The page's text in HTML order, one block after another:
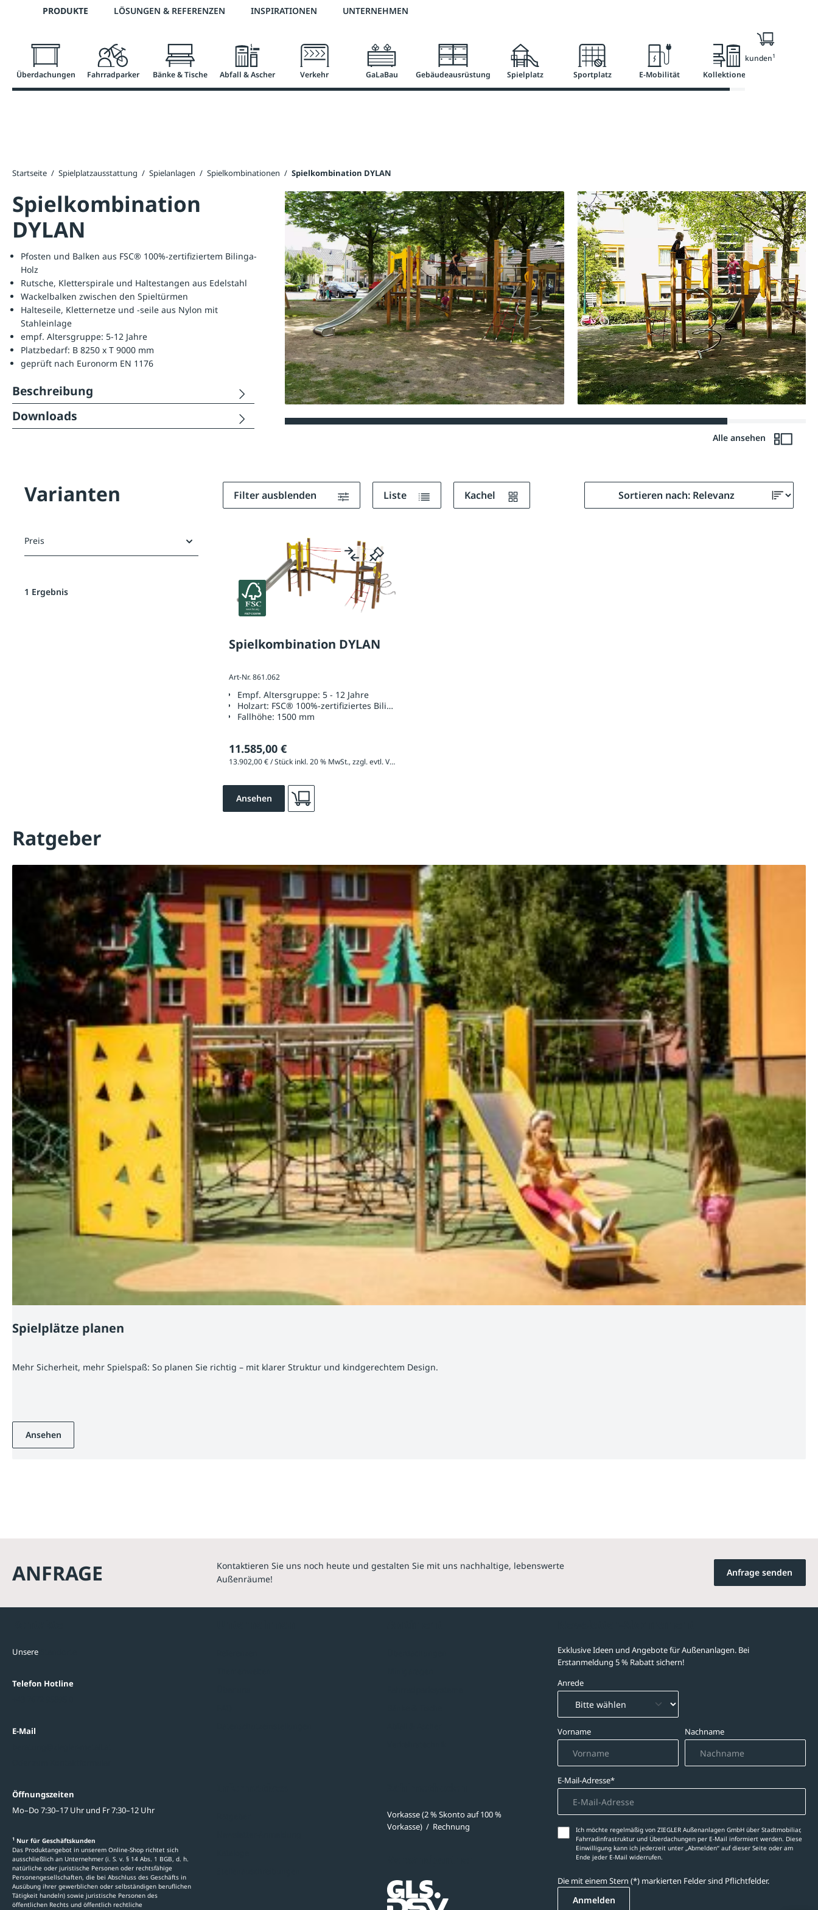
Zur Hauptnavigation springen
Telefon: +43 7672 95895 0 3 % Online-Rabatt versandkostenfrei ab 50 €
PRODUKTE LÖSUNGEN & REFERENZEN INSPIRATIONEN UNTERNEHMEN
Überdachungen Fahrradparker Bänke & Tische Abfall & Ascher Verkehr GaLaBau Gebäudeausrüstung Spielplatz Sportplatz E-Mobilität Kollektionen
Nur für Geschäftskunden1
Startseite / Spielplatzausstattung / Spielanlagen / Spielkombinationen / Spielkombination DYLAN
Spielkombination
DYLAN
Alle ansehen
Pfosten und Balken aus FSC® 100%-zertifiziertem Bilinga-
Holz
Rutsche, Kletterspirale und Haltestangen aus Edelstahl
Wackelbalken zwischen den Spieltürmen
Halteseile, Kletternetze und -seile aus Nylon mit
Stahleinlage
empf. Altersgruppe: 5-12 Jahre
Platzbedarf: B 8250 x T 9000 mm
geprüft nach Euronorm EN 1176
Beschreibung
Downloads
Varianten
Preis
1 Ergebnis
Filter ausblenden Liste Kachel
Spielkombination DYLAN
Art-Nr. 861.062
Empf. Altersgruppe: 5 - 12 Jahre
Holzart: FSC® 100%-zertifiziertes Bilinga
Fallhöhe: 1500 mm
11.585,00 €
13.902,00 € / Stück inkl. 20 % MwSt., zzgl. evtl. Versandkosten
Ansehen
Ratgeber
Spielplätze planen
Mehr Sicherheit, mehr Spielspaß: So planen Sie richtig – mit klarer Struktur und kindgerechtem Design.
Ansehen
ANFRAGE
Kontaktieren Sie uns noch heute und gestalten Sie mit uns nachhaltige, lebenswerte
Außenräume!
Anfrage senden
Unsere
Telefon Hotline
E-Mail
Öffnungszeiten
Mo–Do 7:30–17 Uhr und Fr 7:30–12 Uhr
1 Nur für Geschäftskunden
Das Produktangebot in unserem Online-Shop richtet sich
ausschließlich an Unternehmer (i. S. v. § 14 Abs. 1 BGB, d. h.
natürliche oder juristische Personen oder rechtsfähige
Personengesellschaften, die bei Abschluss des Geschäfts in
Ausübung ihrer gewerblichen oder selbständigen beruflichen
Tätigkeit handeln) sowie juristische Personen des
öffentlichen Rechts und öffentlich rechtliche
Vorkasse (2 % Skonto auf 100 %
Vorkasse) / Rechnung
Exklusive Ideen und Angebote für Außenanlagen. Bei
Erstanmeldung 5 % Rabatt sichern!
Anrede
Vorname Nachname
E-Mail-Adresse*
Ich möchte regelmäßig von ZIEGLER Außenanlagen GmbH über Stadtmobiliar,
Fahrradinfrastruktur und Überdachungen per E-Mail informiert werden. Diese
Einwilligung kann ich jederzeit unter „Abmelden‘‘ auf dieser Seite oder am
Ende jeder E-Mail widerrufen.
Die mit einem Stern (*) markierten Felder sind Pflichtfelder.
Anmelden